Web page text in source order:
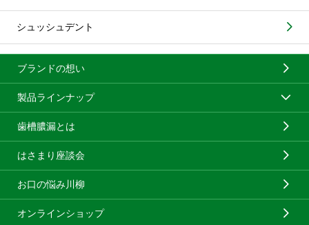
シュッシュデント
ブランドの想い
製品ラインナップ
歯槽膿漏とは
はさまり座談会
お口の悩み川柳
オンラインショップ